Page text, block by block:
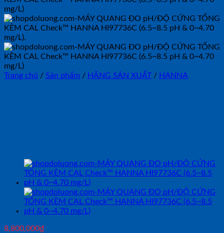
Trang chủ / Sản phẩm / HÃNG SẢN XUẤT / HANNA
8,800,000₫